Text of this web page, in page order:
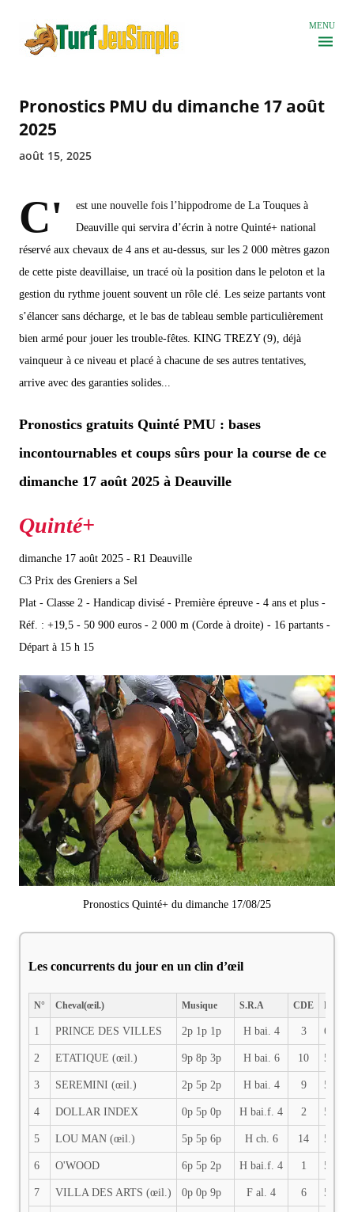
MENU
Pronostics PMU du dimanche 17 août
2025
août 15, 2025
C'
est une nouvelle fois l’hippodrome de La Touques à
Deauville qui servira d’écrin à notre Quinté+ national
réservé aux chevaux de 4 ans et au-dessus, sur les 2 000 mètres gazon
de cette piste deavillaise, un tracé où la position dans le peloton et la
gestion du rythme jouent souvent un rôle clé. Les seize partants vont
s’élancer sans décharge, et le bas de tableau semble particulièrement
bien armé pour jouer les trouble-fêtes. KING TREZY (9), déjà
vainqueur à ce niveau et placé à chacune de ses autres tentatives,
arrive avec des garanties solides...
Pronostics gratuits Quinté PMU : bases
incontournables et coups sûrs pour la course de ce
dimanche 17 août 2025 à Deauville
dimanche 17 août 2025 - R1 Deauville
C3 Prix des Greniers a Sel
Plat - Classe 2 - Handicap divisé - Première épreuve - 4 ans et plus -
Réf. : +19,5 - 50 900 euros - 2 000 m (Corde à droite) - 16 partants -
Départ à 15 h 15
Pronostics Quinté+ du dimanche 17/08/25
Les concurrents du jour en un clin d’œil
N° Cheval(œil.) Musique S.R.A CDE PDS
1 PRINCE DES VILLES 2p 1p 1p H bai. 4 3 60
2 ETATIQUE (œil.) 9p 8p 3p H bai. 6 10 59
3 SEREMINI (œil.) 2p 5p 2p H bai. 4 9 59
4 DOLLAR INDEX 0p 5p 0p H bai.f. 4 2 58.5
5 LOU MAN (œil.) 5p 5p 6p H ch. 6 14 58
6 O'WOOD 6p 5p 2p H bai.f. 4 1 58
7 VILLA DES ARTS (œil.) 0p 0p 9p F al. 4 6 58